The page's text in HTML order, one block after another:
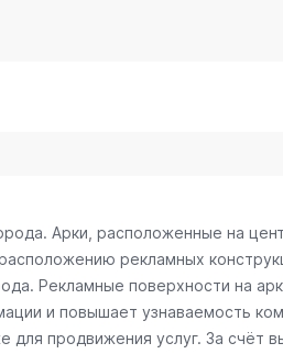
Арки, расположенные на
рекламных
Рекламные поверхности на
и повышает узнаваемость
для продвижения услуг. За счёт